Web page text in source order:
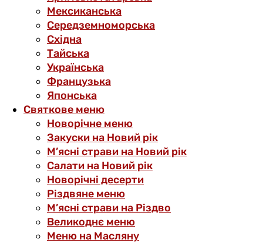
Мексиканська
Середземноморська
Східна
Тайська
Українська
Французька
Японська
Святкове меню
Новорічне меню
Закуски на Новий рік
М’ясні страви на Новий рік
Салати на Новий рік
Новорічні десерти
Різдвяне меню
М’ясні страви на Різдво
Великоднє меню
Меню на Масляну